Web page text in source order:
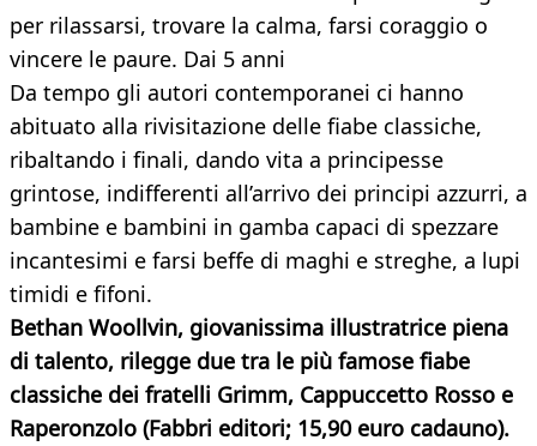
per rilassarsi, trovare la calma, farsi coraggio o
vincere le paure. Dai 5 anni
Da tempo gli autori contemporanei ci hanno
abituato alla rivisitazione delle fiabe classiche,
ribaltando i finali, dando vita a principesse
grintose, indifferenti all’arrivo dei principi azzurri, a
bambine e bambini in gamba capaci di spezzare
incantesimi e farsi beffe di maghi e streghe, a lupi
timidi e fifoni.
Bethan Woollvin, giovanissima illustratrice piena
di talento, rilegge due tra le più famose fiabe
classiche dei fratelli Grimm, Cappuccetto Rosso e
Raperonzolo (Fabbri editori; 15,90 euro cadauno).